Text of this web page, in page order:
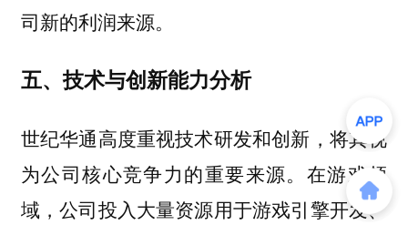
司新的利润来源。
五、技术与创新能力分析
世纪华通高度重视技术研发和创新，将其视
为公司核心竞争力的重要来源。在游戏领
域，公司投入大量资源用于游戏引擎开发、